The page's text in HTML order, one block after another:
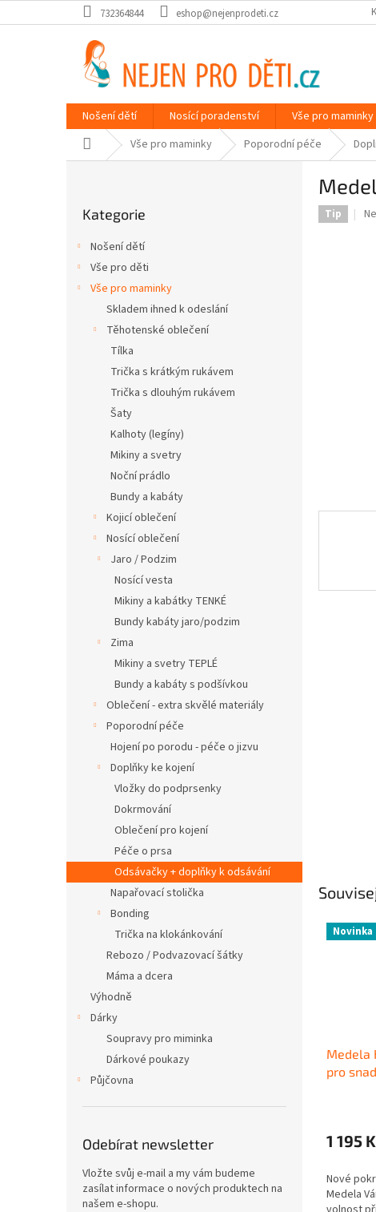
na
732364844 eshop@nejenprodeti.cz
Nošení dětí Nosící poradenství Vše pro maminky
Domů Vše pro maminky Poporodní péče
kategorie
Kategorie
Nošení dětí
Vše pro děti
Vše pro maminky
Skladem ihned k odeslání
Těhotenské oblečení
Tílka
Trička s krátkým rukávem
Trička s dlouhým rukávem
Šaty
Kalhoty (legíny)
Mikiny a svetry
Noční prádlo
Bundy a kabáty
Kojicí oblečení
Nosící oblečení
Jaro / Podzim
Nosící vesta
Mikiny a kabátky TENKÉ
Bundy kabáty jaro/podzim
Zima
Mikiny a svetry TEPLÉ
Bundy a kabáty s podšívkou
Oblečení - extra skvělé materiály
Poporodní péče
Hojení po porodu - péče o jizvu
Doplňky ke kojení
Vložky do podprsenky
Dokrmování
Oblečení pro kojení
Péče o prsa
Odsávačky + doplňky k odsávání
Napařovací stolička
Bonding
Trička na klokánkování
Rebozo / Podvazovací šátky
Máma a dcera
Výhodně
Dárky
Soupravy pro miminka
Dárkové poukazy
Půjčovna
Odebírat newsletter
Vložte svůj e-mail a my vám budeme
zasílat informace o nových produktech na
našem e-shopu.
Tip
Novinka
Medela
pro
1 195
Nové
Medela